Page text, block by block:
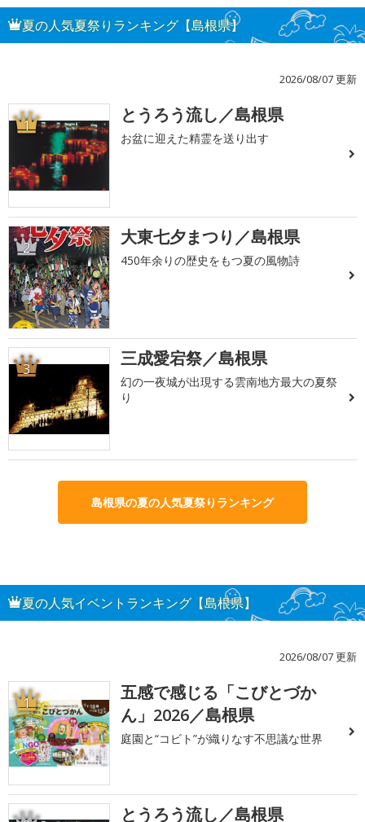
夏の人気夏祭りランキング【島根県】
2026/08/07 更新
1 とうろう流し／島根県
お盆に迎えた精霊を送り出す
2 大東七夕まつり／島根県
450年余りの歴史をもつ夏の風物詩
3 三成愛宕祭／島根県
幻の一夜城が出現する雲南地方最大の夏祭
り
島根県の夏の人気夏祭りランキング
夏の人気イベントランキング【島根県】
2026/08/07 更新
1
五感で感じる「こびとづか
ん」2026／島根県
庭園と“コビト”が織りなす不思議な世界
とうろう流し／島根県